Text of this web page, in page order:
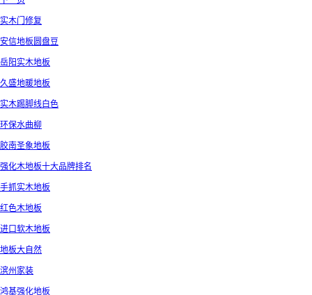
实木门修复
安信地板圆盘豆
岳阳实木地板
久盛地暖地板
实木踢脚线白色
环保水曲柳
胶南圣象地板
强化木地板十大品牌排名
手抓实木地板
红色木地板
进口软木地板
地板大自然
滨州家装
鸿基强化地板